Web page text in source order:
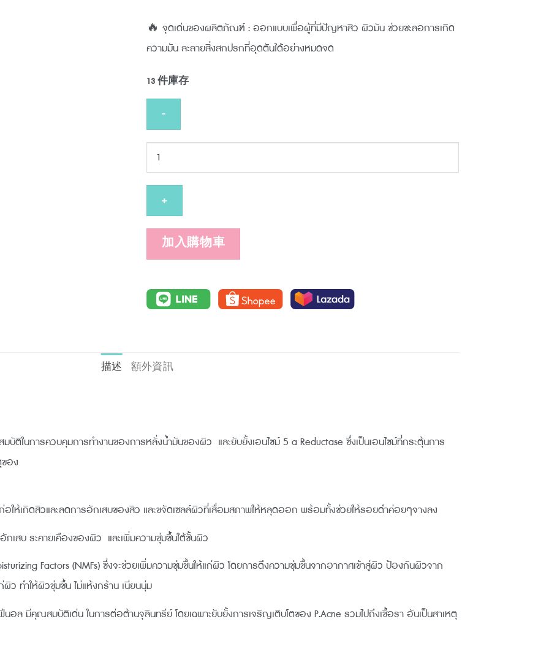
🔥 จุดเด่นของผลิตภัณฑ์ : ออกแบบเพื่อผู้ที่มีปัญหาสิว ผิวมัน ช่วยชะลอการเกิด
ความมัน ละลายสิ่งสกปรกที่อุดตันได้อย่างหมดจด
13 件庫存
C
CLEANSER
加入購物車
描述 額外資訊
บัติในการควบคุมการทำงานของการหลั่งน้ำมันของผิว และยับยั้งเอนไซม์ 5 a Reductase ซึ่งเป็นเอนไซม์ที่กระตุ้นการ
อง
ก่อให้เกิดสิวและลดการอักเสบของสิว และขจัดเซลล์ผิวที่เสื่อมสภาพให้หลุดออก พร้อมทั้งช่วยให้รอยดำค่อยๆจางลง
เสบ ระคายเคืองของผิว และเพิ่มความชุ่มชื้นใต้ชั้นผิว
Factors (NMFs) ซึ่งจะช่วยเพิ่มความชุ่มชื้นให้แก่ผิว โดยการดึงความชุ่มชื้นจากอากาศเข้าสู่ผิว ป้องกันผิวจาก
ว ทำให้ผิวชุ่มชื้น ไม่แห้งกร้าน เนียนนุ่ม
นอล มีคุณสมบัติเด่น ในการต่อต้านจุลินทรีย์ โดยเฉพาะยับยั้งการเจริญเติบโตของ P.Acne รวมไปถึงเชื้อรา อันเป็นสาเหตุ